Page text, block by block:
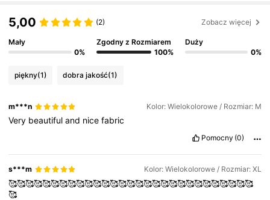
602K Obserwujący
602K Obserwujący
4,79 602K Obserwujący
5,00 (2) Zobacz więcej
Mały
0%
Zgodny z Rozmiarem
100%
Duży
0%
piękny(1) dobra jakość(1)
m***n Kolor: Wielokolorowe / Rozmiar: M
Very beautifuland nicefabric
Pomocny (0)
s***m Kolor: Wielokolorowe / Rozmiar: XL
🥰🥰🥰🥰🥰🥰🥰🥰🥰🥰🥰🥰🥰🥰🥰🥰🥰🥰🥰🥰🥰🥰🥰🥰🥰🥰🥰🥰🥰
🥰